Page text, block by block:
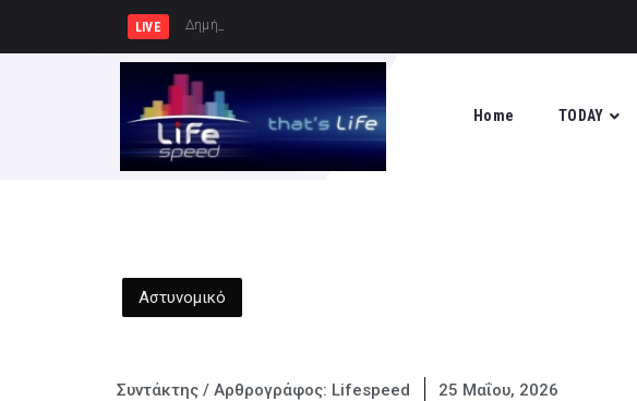
LIVE Δημήτρης Μελίδης: «Ο ΣΥΡΙΖΑ-ΠΣ ε
Home TODAY
Αστυνομικό
Συντάκτης / Αρθρογράφος: Lifespeed 25 Μαΐου, 2026